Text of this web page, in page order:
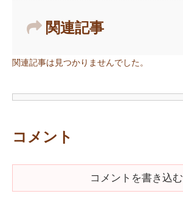
関連記事
関連記事は見つかりませんでした。
コメント
コメントを書き込む